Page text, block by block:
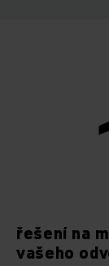
řešení na
vašeho